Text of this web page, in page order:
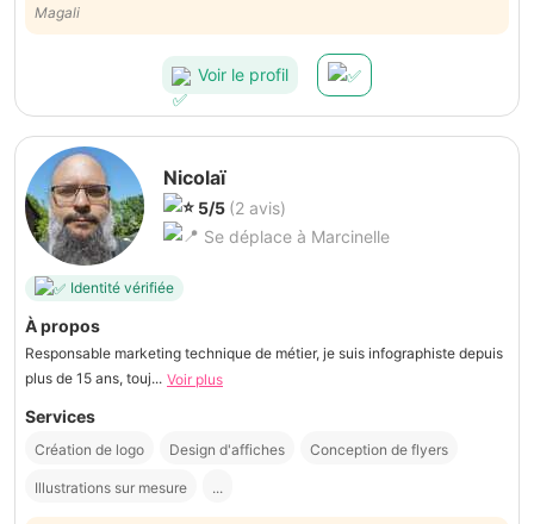
Magali
Voir le profil
Nicolaï
5/5 (2 avis)
Se déplace à Marcinelle
Identité vérifiée
À propos
Responsable marketing technique de métier, je suis infographiste depuis
plus de 15 ans, touj... Voir plus
Services
Création de logo Design d'affiches Conception de flyers
Illustrations sur mesure ...